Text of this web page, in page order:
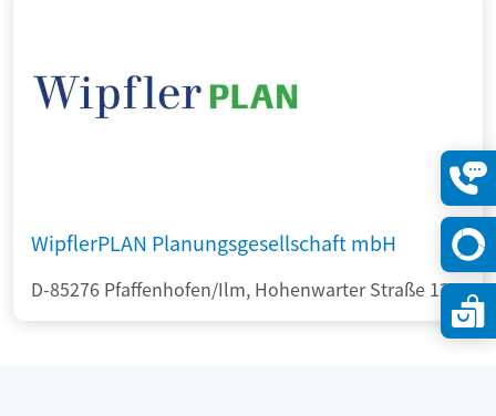
WipflerPLAN Planungsgesellschaft mbH
D-85276 Pfaffenhofen/Ilm, Hohenwarter Straße 124